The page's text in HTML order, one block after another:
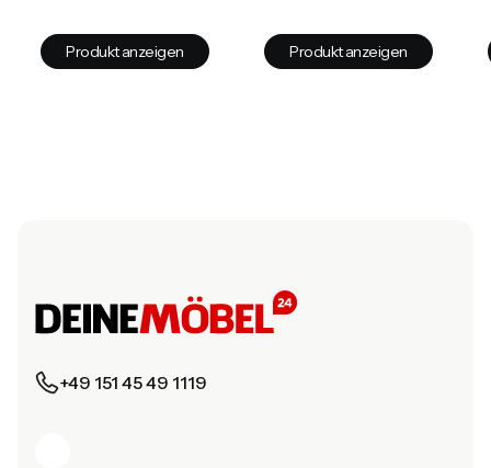
Produkt anzeigen Produkt anzeigen
+49 151 45 49 1119